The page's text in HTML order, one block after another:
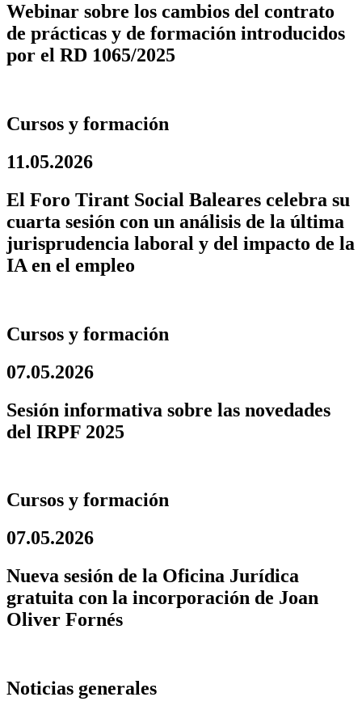
Webinar sobre los cambios del contrato
de prácticas y de formación introducidos
por el RD 1065/2025
Cursos y formación
11.05.2026
El Foro Tirant Social Baleares celebra su
cuarta sesión con un análisis de la última
jurisprudencia laboral y del impacto de la
IA en el empleo
Cursos y formación
07.05.2026
Sesión informativa sobre las novedades
del IRPF 2025
Cursos y formación
07.05.2026
Nueva sesión de la Oficina Jurídica
gratuita con la incorporación de Joan
Oliver Fornés
Noticias generales